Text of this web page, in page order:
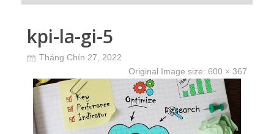
kpi-la-gi-5
Tháng Chín 27, 2022
Original Image size: 600 × 367